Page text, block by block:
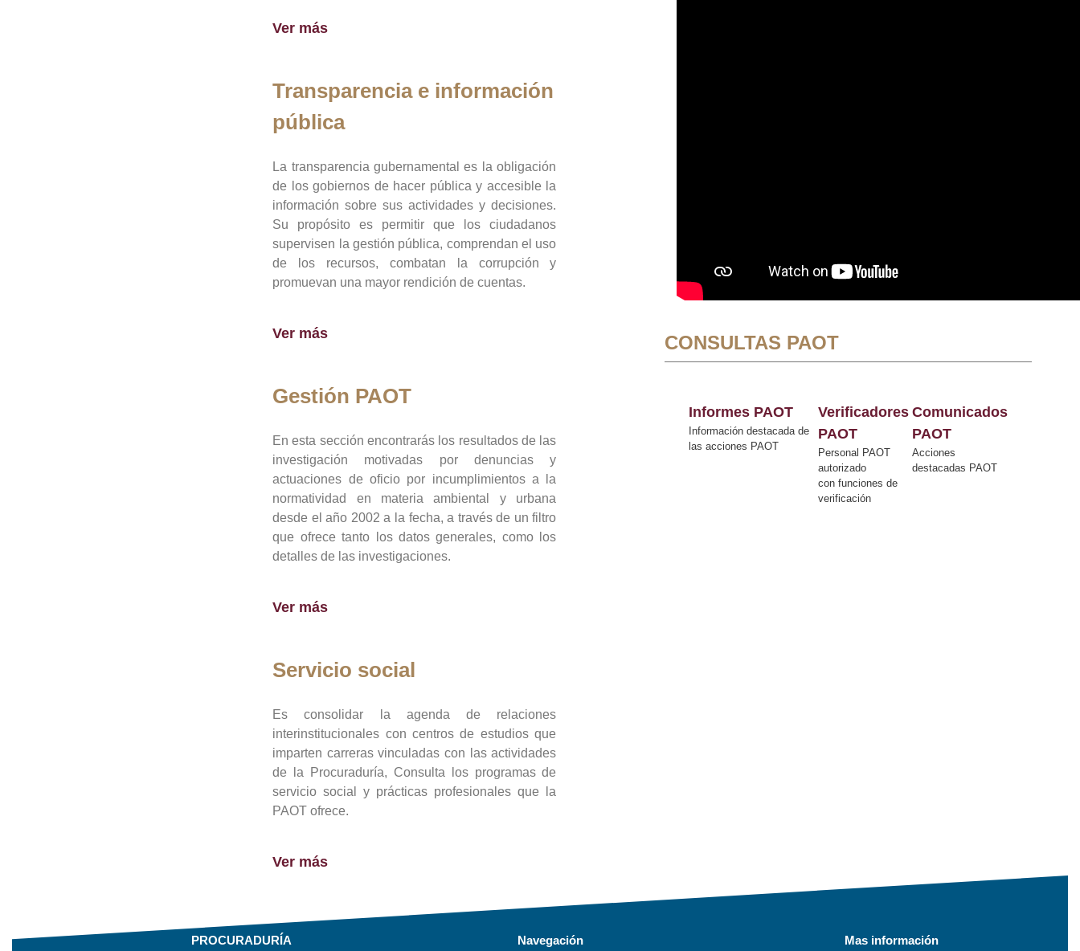
Ver más
Transparencia e información
pública
La transparencia gubernamental es la obligación
de los gobiernos de hacer pública y accesible la
información sobre sus actividades y decisiones.
Su propósito es permitir que los ciudadanos
supervisen la gestión pública, comprendan el uso
de los recursos, combatan la corrupción y
promuevan una mayor rendición de cuentas.
Ver más
Gestión PAOT
En esta sección encontrarás los resultados de las
investigación motivadas por denuncias y
actuaciones de oficio por incumplimientos a la
normatividad en materia ambiental y urbana
desde el año 2002 a la fecha, a través de un filtro
que ofrece tanto los datos generales, como los
detalles de las investigaciones.
Ver más
Servicio social
Es consolidar la agenda de relaciones
interinstitucionales con centros de estudios que
imparten carreras vinculadas con las actividades
de la Procuraduría, Consulta los programas de
servicio social y prácticas profesionales que la
PAOT ofrece.
Ver más
CONSULTAS PAOT
Informes PAOT
Información destacada de
las acciones PAOT
Verificadores
PAOT
Personal PAOT
autorizado
con funciones de
verificación
Comunicados
PAOT
Acciones
destacadas PAOT
PROCURADURÍA Navegación Mas información